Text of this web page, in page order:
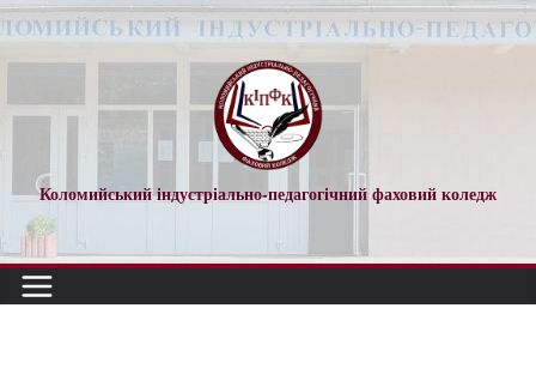
Перейти
до
Коломийський індустріально-педагогічний фаховий коледж